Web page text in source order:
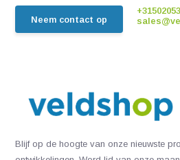
Neem contact op
Blijf op de hoogte van onze nieuwste